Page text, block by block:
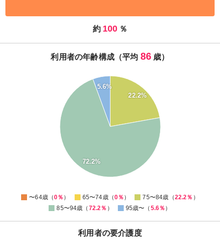
約 100 ％
利用者の年齢構成（平均 86歳）
22.2%
72.2%
5.6%
〜64歳（0％ ） 65〜74歳（0％ ） 75〜84歳（22.2％ ）
85〜94歳（ 72.2％ ） 95歳〜（ 5.6％ ）
利用者の要介護度